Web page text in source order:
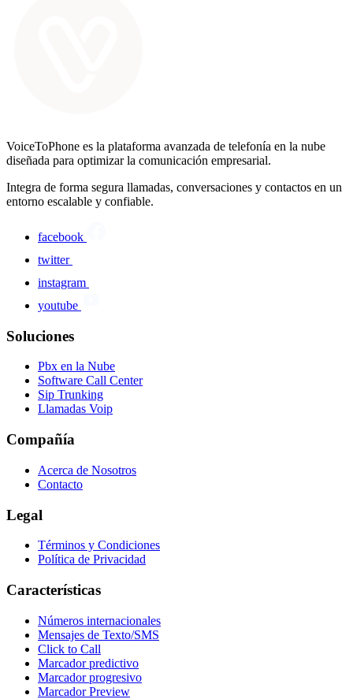
VoiceToPhone es la plataforma avanzada de telefonía en la nube
diseñada para optimizar la comunicación empresarial.
Integra de forma segura llamadas, conversaciones y contactos en un
entorno escalable y confiable.
facebook
twitter
instagram
youtube
Soluciones
Pbx en la Nube
Software Call Center
Sip Trunking
Llamadas Voip
Compañía
Acerca de Nosotros
Contacto
Legal
Términos y Condiciones
Política de Privacidad
Características
Números internacionales
Mensajes de Texto/SMS
Click to Call
Marcador predictivo
Marcador progresivo
Marcador Preview